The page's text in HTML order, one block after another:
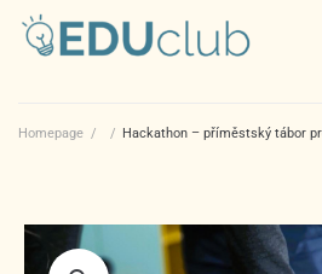
Homepage / / Hackathon – příměstský tábor